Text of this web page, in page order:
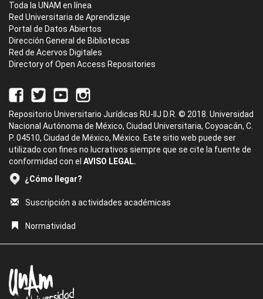
Toda la UNAM en línea
Red Universitaria de Aprendizaje
Portal de Datos Abiertos
Dirección General de Bibliotecas
Red de Acervos Digitales
Directory of Open Access Repositories
Repositorio Universitario Jurídicas RU-IIJ D.R. © 2018. Universidad
Nacional Autónoma de México, Ciudad Universitaria, Coyoacán, C.
P. 04510, Ciudad de México, México. Este sitio web puede ser
utilizado con fines no lucrativos siempre que se cite la fuente de
conformidad con el AVISO LEGAL.
¿Cómo llegar?
Suscripción a actividades académicas
Normatividad